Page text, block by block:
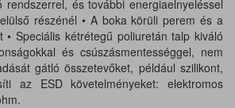
rendszerrel, és további energiaelnyeléssel
részénél • A boka körüli perem és a
• Speciális kétrétegű poliuretán talp kiváló
és csúszásmentességgel, nem
gátló összetevőket, például szilikont,
az ESD követelményeket: elektromos